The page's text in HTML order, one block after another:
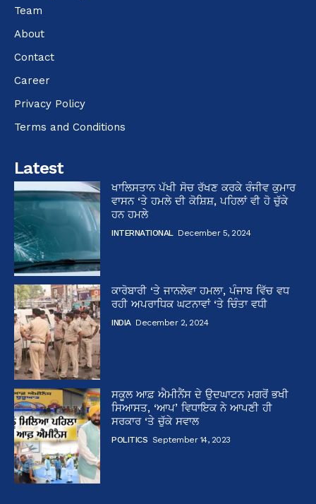
Team
About
Contact
Career
Privacy Policy
Terms and Conditions
Latest
ਖਾਲਿਸਤਾਨ ਪੱਖੀ ਸੋਚ ਰੱਖਣ ਕਰਕੇ ਰੰਜੀਵ ਕੁਮਾਰ
ਵਾਸਨ ‘ਤੇ ਹਮਲੇ ਦੀ ਕੋਸ਼ਿਸ਼, ਪਹਿਲਾਂ ਵੀ ਹੋ ਚੁੱਕੇ
ਹਨ ਹਮਲੇ
INTERNATIONAL December 5, 2024
ਕਾਰੋਬਾਰੀ ‘ਤੇ ਜਾਨਲੇਵਾ ਹਮਲਾ, ਪੰਜਾਬ ਵਿੱਚ ਵਧ
ਰਹੀ ਅਪਰਾਧਿਕ ਘਟਨਾਵਾਂ ‘ਤੇ ਚਿੰਤਾ ਵਧੀ
INDIA December 2, 2024
ਸਕੂਲ ਆਫ਼ ਐਮੀਨੈਂਸ ਦੇ ਉਦਘਾਟਨ ਮਗਰੋਂ ਭਖੀ
ਸਿਆਸਤ, ‘ਆਪ’ ਵਿਧਾਇਕ ਨੇ ਆਪਣੀ ਹੀ
ਸਰਕਾਰ ‘ਤੇ ਚੁੱਕੇ ਸਵਾਲ
POLITICS September 14, 2023